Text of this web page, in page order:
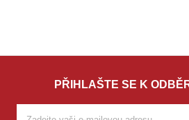
PŘIHLAŠTE SE K